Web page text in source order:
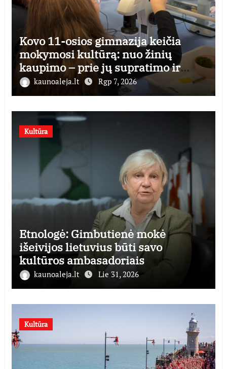
Kovo 11-osios gimnazija keičia
mokymosi kultūrą: nuo žinių
kaupimo – prie jų supratimo ir
taikymo
kaunoaleja.lt Rgp 7, 2026
Kultūra
Etnologė: Gimbutienė mokė
išeivijos lietuvius būti savo
kultūros ambasadoriais
kaunoaleja.lt Lie 31, 2026
Kultūra